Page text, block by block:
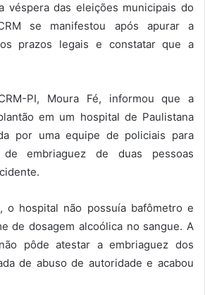
véspera das eleições municipais do
se manifestou após apurar a
prazos legais e constatar que a
PI, Moura Fé, informou que a
em um hospital de Paulistana
por uma equipe de policiais para
embriaguez de duas pessoas
o hospital não possuía bafômetro e
de dosagem alcoólica no sangue. A
pôde atestar a embriaguez dos
de abuso de autoridade e acabou